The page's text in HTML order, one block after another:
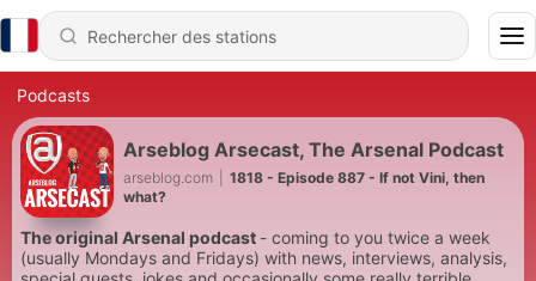
Podcasts
Arseblog Arsecast, The Arsenal Podcast
arseblog.com
1818 - Episode 887 - If not Vini, then
what?
The original Arsenal podcast - coming to you twice a week
(usually Mondays and Fridays) with news, interviews, analysis,